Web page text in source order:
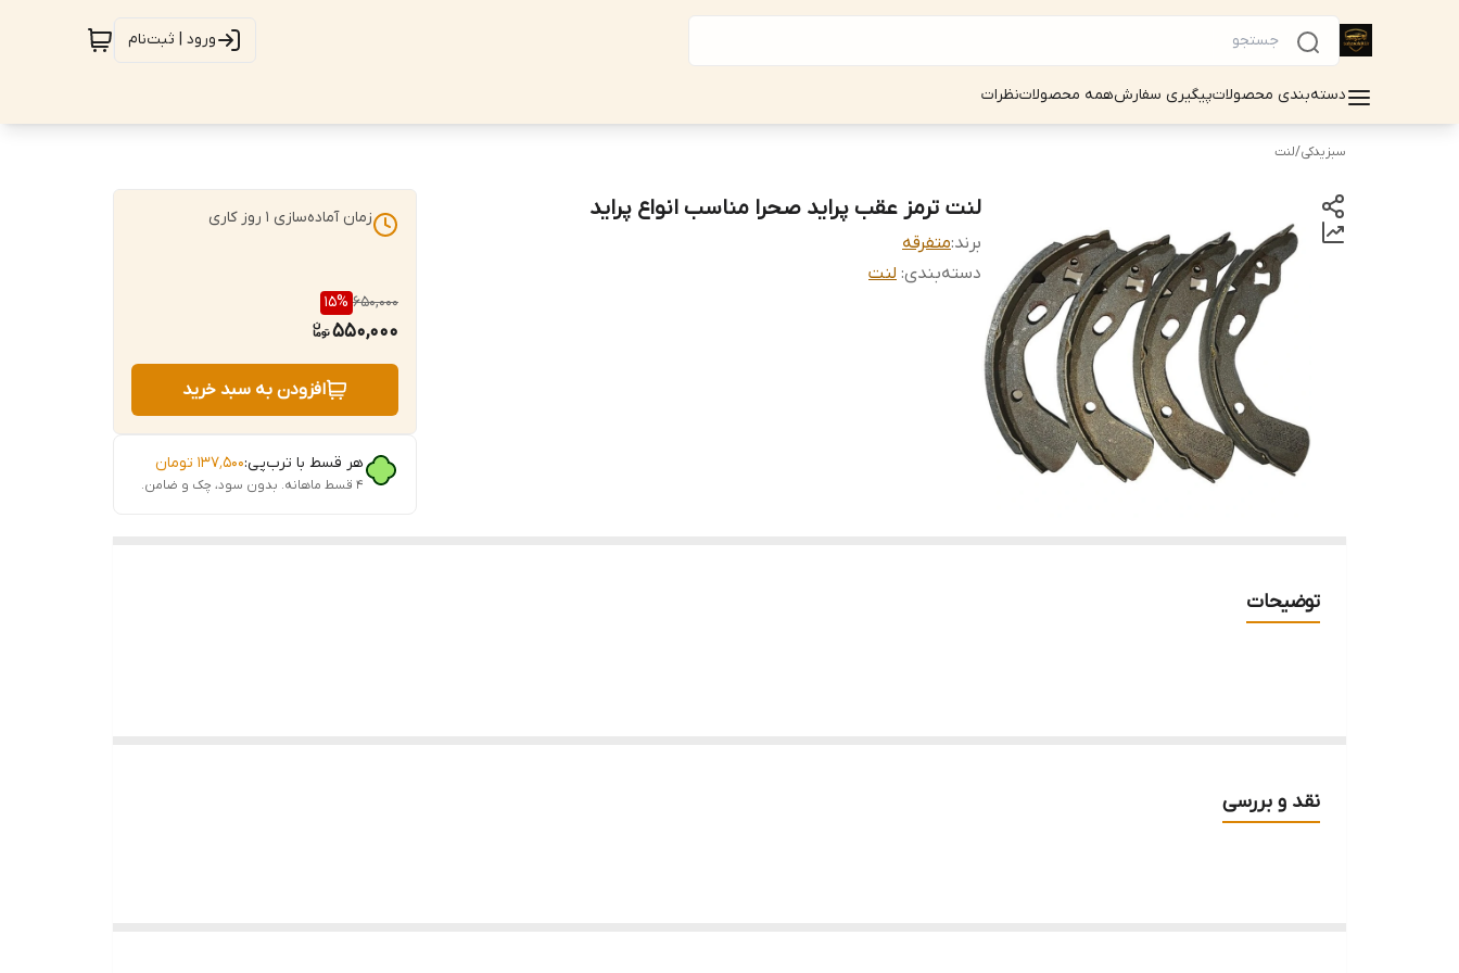
ورود | ثبت‌نام
دسته‌بندی محصولاتپیگیری سفارشهمه محصولاتنظرات
سبزیدکی/لنت
لنت ترمز عقب پراید صحرا مناسب انواع پراید
برند:متفرقه
دسته‌بندی: لنت
زمان آماده‌سازی 1 روز کاری
650,000
15%
550,000
افزودن به سبد خرید
هر قسط با ترب‌پی:۱۳۷٬۵۰۰ تومان
۴ قسط ماهانه. بدون سود، چک و ضامن.
توضیحات
نقد و بررسی